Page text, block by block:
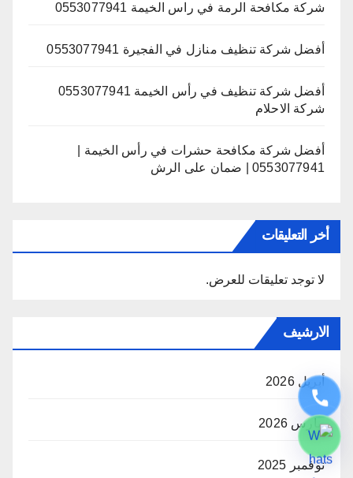
شركة مكافحة الرمة في راس الخيمة 0553077941
أفضل شركة تنظيف منازل في الفجيرة 0553077941
أفضل شركة تنظيف في رأس الخيمة 0553077941
شركة الاحلام
أفضل شركة مكافحة حشرات في رأس الخيمة |
0553077941 | ضمان على الرش
أخر التعليقات
لا توجد تعليقات للعرض.
الارشيف
أبريل 2026
مارس 2026
نوفمبر 2025